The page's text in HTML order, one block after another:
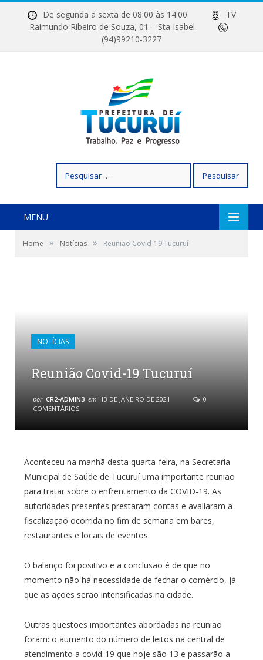
De segunda a sexta de 08:00 às 14:00
TV
Raimundo Ribeiro de Souza, 01 – Sta Isabel
(94)99210-3227
por:
MENU
Home » Notícias » Reunião Covid-19 Tucuruí
NOTÍCIAS
Reunião Covid-19 Tucuruí
por CR2-ADMIN3 em 13 DE JANEIRO DE 2021
0
COMENTÁRIOS
Aconteceu na manhã desta quarta-feira, na Secretaria
Municipal de Saúde de Tucuruí uma importante reunião
para tratar sobre o enfrentamento da COVID-19. As
autoridades presentes prestaram contas e avaliaram a
fiscalização ocorrida no fim de semana em bares,
restaurantes e locais de eventos.
O balanço foi positivo e a conclusão é de que no
momento não há necessidade de fechar o comércio, já
que as ações serão intensificadas na cidade.
Outras questões importantes abordadas na reunião
foram: o aumento do número de leitos na central de
atendimento a covid-19 que hoje são 13 e passarão a